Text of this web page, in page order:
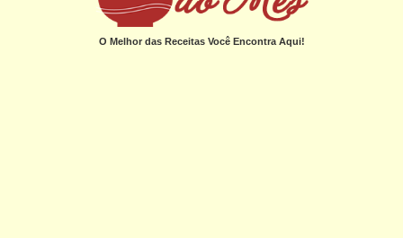
O Melhor das Receitas Você Encontra Aqui!